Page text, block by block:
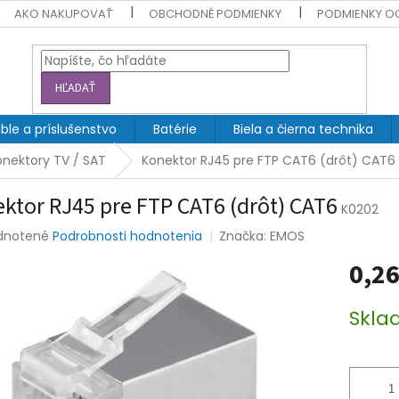
AKO NAKUPOVAŤ OBCHODNÉ PODMIENKY PODMIENKY
HĽADAŤ
a príslušenstvo Batérie Biela a čierna technika
TV / SAT Konektor RJ45 pre FTP CAT6 (drôt) CAT6
RJ45 pre FTP CAT6 (drôt) CAT6 K0202
Podrobnosti hodnotenia Značka:EMOS
cena: